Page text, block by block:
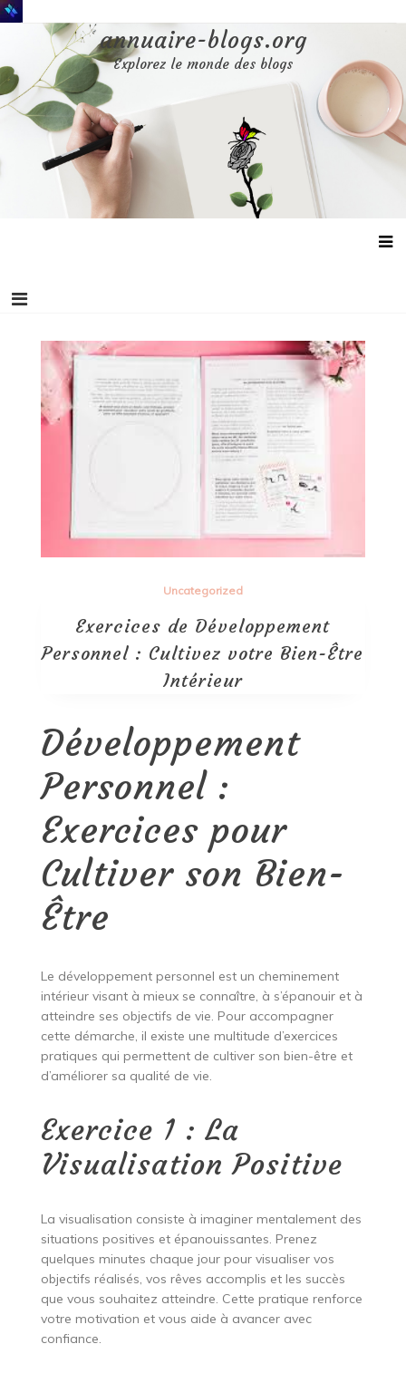
Aller
au
annuaire-blogs.org
Explorez le monde des blogs
Uncategorized
Exercices de Développement
Personnel : Cultivez votre Bien-Être
Intérieur
Développement
Personnel :
Exercices pour
Cultiver son Bien-
Être
Le développement personnel est un cheminement
intérieur visant à mieux se connaître, à s’épanouir et à
atteindre ses objectifs de vie. Pour accompagner
cette démarche, il existe une multitude d’exercices
pratiques qui permettent de cultiver son bien-être et
d’améliorer sa qualité de vie.
Exercice 1 : La
Visualisation Positive
La visualisation consiste à imaginer mentalement des
situations positives et épanouissantes. Prenez
quelques minutes chaque jour pour visualiser vos
objectifs réalisés, vos rêves accomplis et les succès
que vous souhaitez atteindre. Cette pratique renforce
votre motivation et vous aide à avancer avec
confiance.